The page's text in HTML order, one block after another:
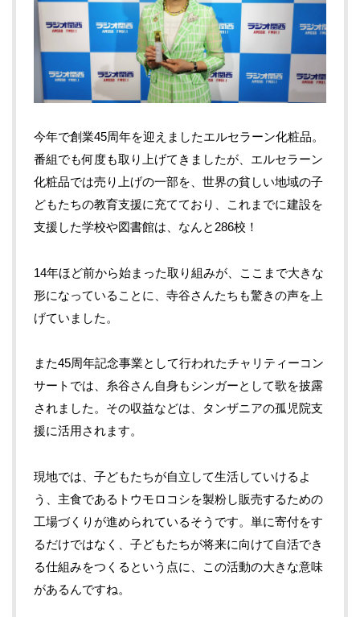
今年で創業45周年を迎えましたエルセラーン化粧品。
番組でも何度も取り上げてきましたが、エルセラーン
化粧品では売り上げの一部を、世界の貧しい地域の子
どもたちの教育支援に充てており、これまでに建設を
支援した学校や図書館は、なんと286校！
14年ほど前から始まった取り組みが、ここまで大きな
形になっていることに、寺谷さんたちも驚きの声を上
げていました。
また45周年記念事業として行われたチャリティーコン
サートでは、糸谷さん自身もシンガーとして歌を披露
されました。その収益などは、タンザニアの孤児院支
援に活用されます。
現地では、子どもたちが自立して生活していけるよ
う、主食であるトウモロコシを製粉し販売するための
工場づくりが進められているそうです。単に寄付をす
るだけではなく、子どもたちが将来に向けて自活でき
る仕組みをつくるという点に、この活動の大きな意味
があるんですね。